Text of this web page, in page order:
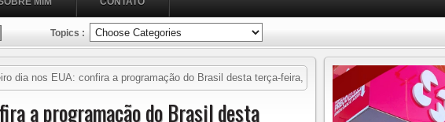
Topics :
dia nos EUA: confira a programação do Brasil desta terça-feira,
a programação do Brasil desta